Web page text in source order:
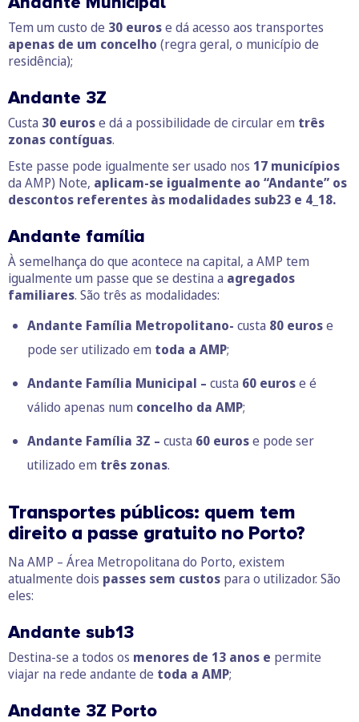
Tem um custo de 30 eurose dá acesso aos transportes
apenas de um concelho (regra geral, o município de
residência);
Andante 3Z
Custa 30 eurose dá a possibilidade de circular em três
zonas contíguas.
Este passe pode igualmente ser usado nos 17 municípios
da AMP) Note, aplicam-se igualmente ao “Andante” os
descontos referentes às modalidades sub23 e 4_18.
Andante família
À semelhança do que acontece na capital, a AMP tem
igualmente um passe que se destina a agregados
familiares. São três as modalidades:
Andante Família Metropolitano- custa 80 eurose
pode ser utilizado em toda a AMP;
Andante Família Municipal – custa 60 eurose é
válido apenas num concelho da AMP;
Andante Família 3Z – custa 60 eurose pode ser
utilizado em três zonas.
Transportes públicos: quem tem
direito a passe gratuito no Porto?
Na AMP – Área Metropolitana do Porto, existem
atualmente dois passes sem custos para o utilizador. São
eles:
Andante sub13
Destina-se a todos os menores de 13 anos e permite
viajar na rede andante de toda a AMP;
Andante 3Z Porto